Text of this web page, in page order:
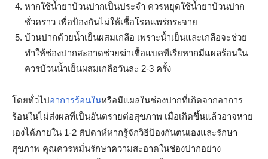
หากใช้น้ำยาบ้วนปากเป็นประจำ ควรหยุดใช้น้ำยาบ้วนปาก
ชั่วคราว เพื่อป้องกันไม่ให้เชื้อโรคแพร่กระจาย
บ้วนปากด้วยน้ำเย็นผสมเกลือ เพราะน้ำเย็นและเกลือจะช่วย
ทำให้ช่องปากสะอาดช่วยฆ่าเชื้อแบคทีเรียหากมีแผลร้อนใน
ควรบ้วนน้ำเย็นผสมเกลือวันละ 2-3 ครั้ง
โดยทั่วไปอาการร้อนในหรือมีแผลในช่องปากที่เกิดจากอาการ
ร้อนในไม่ส่งผลที่เป็นอันตรายต่อสุขภาพ เมื่อเกิดขึ้นแล้วอาจหาย
เองได้ภายใน 1-2 สัปดาห์หากรู้จักวิธีป้องกันตนเองและรักษา
สุขภาพ คุณควรหมั่นรักษาความสะอาดในช่องปากอย่าง